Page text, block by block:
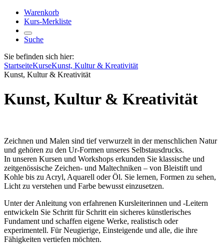
Warenkorb
Kurs-Merkliste
Suche
Sie befinden sich hier:
StartseiteKurseKunst, Kultur & Kreativität
Kunst, Kultur & Kreativität
Kunst, Kultur & Kreativität
Zeichnen und Malen sind tief verwurzelt in der menschlichen Natur
und gehören zu den Ur-Formen unseres Selbstausdrucks.
In unseren Kursen und Workshops erkunden Sie klassische und
zeitgenössische Zeichen- und Maltechniken – von Bleistift und
Kohle bis zu Acryl, Aquarell oder Öl. Sie lernen, Formen zu sehen,
Licht zu verstehen und Farbe bewusst einzusetzen.
Unter der Anleitung von erfahrenen Kursleiterinnen und -Leitern
entwickeln Sie Schritt für Schritt ein sicheres künstlerisches
Fundament und schaffen eigene Werke, realistisch oder
experimentell. Für Neugierige, Einsteigende und alle, die ihre
Fähigkeiten vertiefen möchten.